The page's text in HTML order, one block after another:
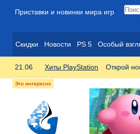
Приставки и новинки мира игр
Скидки Новости PS 5 Особый
21.06 Хиты PlayStation Открой